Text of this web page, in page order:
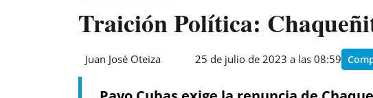
Traición Política:
Juan José Oteiza 25 de julio de 2023 a las 08:59